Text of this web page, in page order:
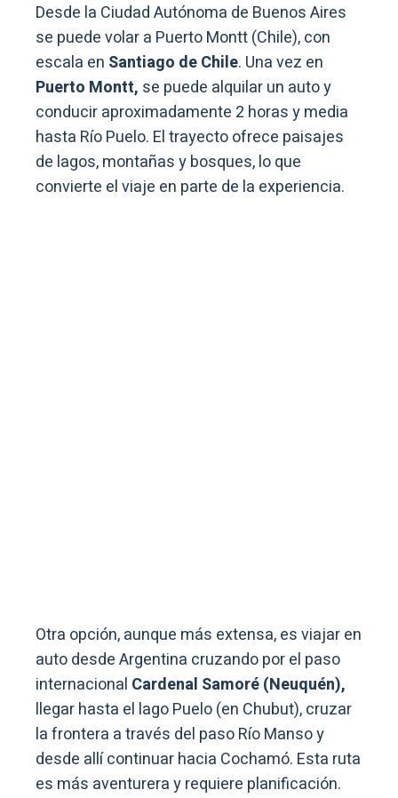
Desde la Ciudad Autónoma de Buenos Aires
se puede volar a Puerto Montt (Chile), con
escala en Santiago de Chile. Una vez en
Puerto Montt, se puede alquilar un auto y
conducir aproximadamente 2 horas y media
hasta Río Puelo. El trayecto ofrece paisajes
de lagos, montañas y bosques, lo que
convierte el viaje en parte de la experiencia.
Otra opción, aunque más extensa, es viajar en
auto desde Argentina cruzando por el paso
internacional Cardenal Samoré (Neuquén),
llegar hasta el lago Puelo (en Chubut), cruzar
la frontera a través del paso Río Manso y
desde allí continuar hacia Cochamó. Esta ruta
es más aventurera y requiere planificación.